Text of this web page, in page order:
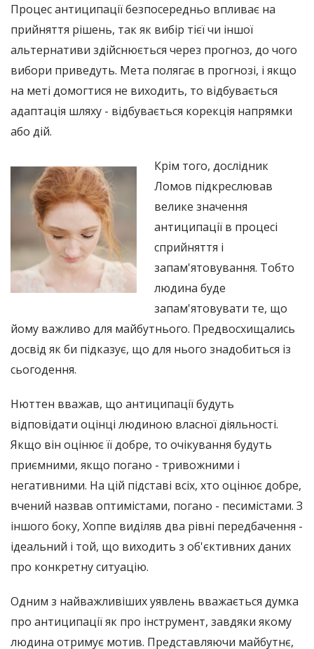
Процес антиципації безпосередньо впливає на
прийняття рішень, так як вибір тієї чи іншої
альтернативи здійснюється через прогноз, до чого
вибори приведуть. Мета полягає в прогнозі, і якщо
на меті домогтися не виходить, то відбувається
адаптація шляху - відбувається корекція напрямки
або дій.
Крім того, дослідник
Ломов підкреслював
велике значення
антиципації в процесі
сприйняття і
запам'ятовування. Тобто
людина буде
запам'ятовувати те, що
йому важливо для майбутнього. Предвосхищались
досвід як би підказує, що для нього знадобиться із
сьогодення.
Нюттен вважав, що антиципації будуть
відповідати оцінці людиною власної діяльності.
Якщо він оцінює її добре, то очікування будуть
приємними, якщо погано - тривожними і
негативними. На цій підставі всіх, хто оцінює добре,
вчений назвав оптимістами, погано - песимістами. З
іншого боку, Хоппе виділяв два рівні передбачення -
ідеальний і той, що виходить з об'єктивних даних
про конкретну ситуацію.
Одним з найважливіших уявлень вважається думка
про антиципації як про інструмент, завдяки якому
людина отримує мотив. Представляючи майбутнє,